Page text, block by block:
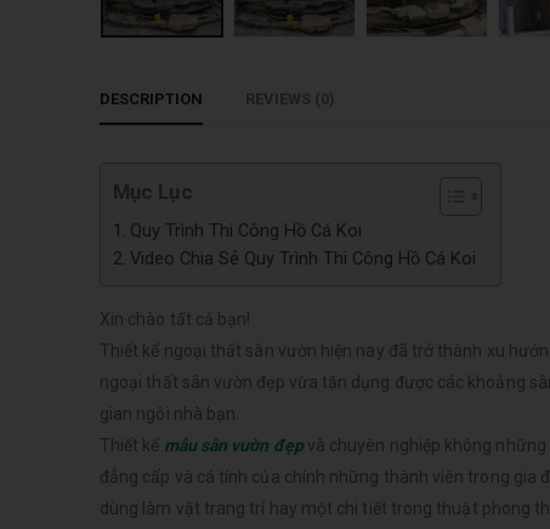
DESCRIPTION REVIEWS (0)
Mục Lục
Quy Trình Thi Công Hồ Cá Koi
Video Chia Sẻ Quy Trình Thi Công Hồ Cá Koi
Xin chào tất cả bạn!
Thiết kế ngoại thất sân vườn hiện nay đã trở thành xu
ngoại thất sân vườn đẹp vừa tận dụng được các khoảng
gian ngôi nhà bạn.
Thiết kế mẫu sân vườn đẹpvà chuyên nghiệp không
đẳng cấp và cá tính của chính những thành viên trong gia
dùng làm vật trang trí hay một chi tiết trong thuật phong